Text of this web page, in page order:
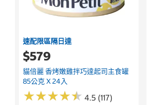
速配限區隔日達
$579
貓倍麗 香烤嫩雞拌巧達起司主食罐
85公克 X 24入
★★★★★
★★★★★ 4.5 (117)